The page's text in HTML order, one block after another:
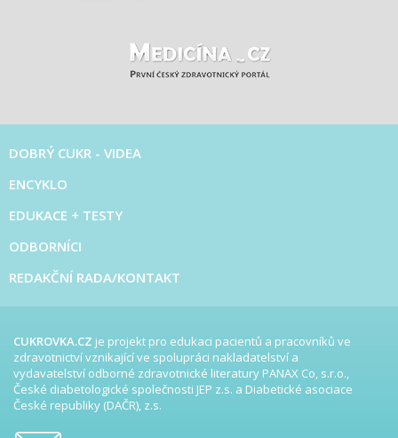
DOBRÝ CUKR - VIDEA
ENCYKLO
EDUKACE + TESTY
ODBORNÍCI
REDAKČNÍ RADA/KONTAKT
CUKROVKA.CZ je projekt pro edukaci pacientů a pracovníků ve
zdravotnictví vznikající ve spolupráci nakladatelství a
vydavatelství odborné zdravotnické literatury PANAX Co, s.r.o.,
České diabetologické společnosti JEP z.s. a Diabetické asociace
České republiky (DAČR), z.s.